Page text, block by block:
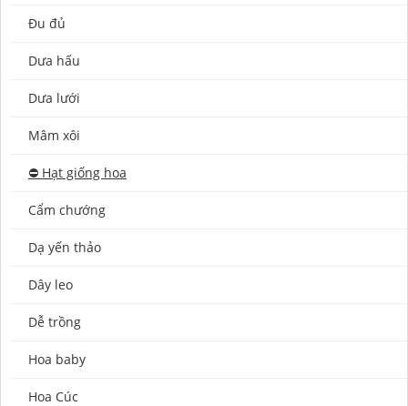
Đu đủ
Dưa hấu
Dưa lưới
Mâm xôi
⛔️ Hạt giống hoa
Cẩm chướng
Dạ yến thảo
Dây leo
Dễ trồng
Hoa baby
Hoa Cúc